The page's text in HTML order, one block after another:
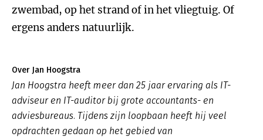
zwembad, op het strand of in het vliegtuig. Of
ergens anders natuurlijk.
Over Jan Hoogstra
Jan Hoogstra heeft meer dan 25 jaar ervaring als IT-
adviseur en IT-auditor bij grote accountants- en
adviesbureaus. Tijdens zijn loopbaan heeft hij veel
opdrachten gedaan op het gebied van